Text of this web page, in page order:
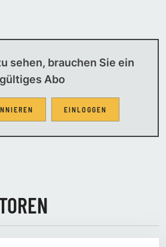
sehen, brauchen Sie ein
gültiges Abo
EINLOGGEN